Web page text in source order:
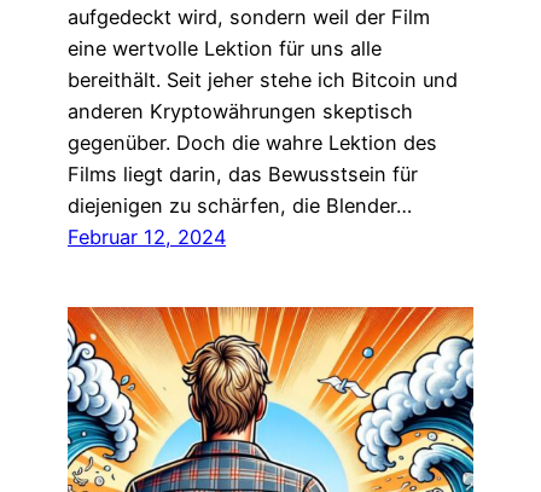
aufgedeckt wird, sondern weil der Film
eine wertvolle Lektion für uns alle
bereithält. Seit jeher stehe ich Bitcoin und
anderen Kryptowährungen skeptisch
gegenüber. Doch die wahre Lektion des
Films liegt darin, das Bewusstsein für
diejenigen zu schärfen, die Blender…
Februar 12, 2024